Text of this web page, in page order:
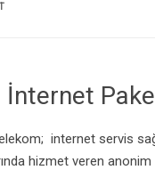
internet servis
hizmet veren